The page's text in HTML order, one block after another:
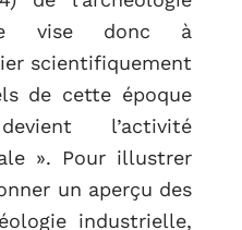
vise donc à
scientifiquement
de cette époque
l’activité
». Pour illustrer
un aperçu des
industrielle,